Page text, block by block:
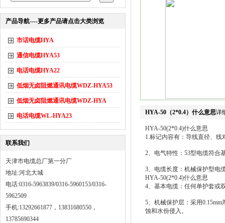
产品导航----更多产品请点击大类浏览
市话电缆HYA
通信电缆HYA53
电话电缆HYA22
低烟无卤阻燃通讯电缆WDZ-HYA53
低烟无卤阻燃通讯电缆WDZ-HYA
电话电缆WL-HYA23
联系我们
天津市电缆总厂第一分厂
地址:河北大城
电话:0316-5963839/0316-5960153/0316-
5962509
手机:13292661877，13831680550，
13785690344
HYA-50（2*0.4）什么意思详
HYA-50(2*0.4)什么意思
1.标记内容有：导线直径、
2、电气特性：53型电缆符合
3、电缆长度：机械保护型电
HYA-50(2*0.4)什么意思
4、基本电缆：任何单护套或
5、机械保护层：采用
蚀和水份侵入。